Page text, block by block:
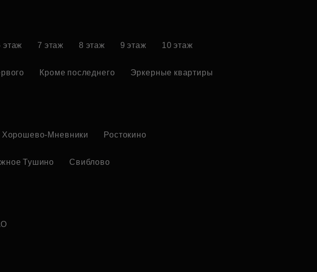
этаж 7 этаж 8 этаж 9 этаж 10 этаж
Кроме последнего Эркерные квартиры
Хорошево-Мневники Ростокино
Тушино Свиблово